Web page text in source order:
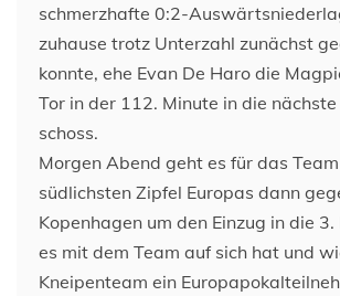
schmerzhafte 0:2-
zuhause trotz Unterzahl zunächst
konnte, ehe Evan De Haro die
Tor in der 112. Minute in die nächste
schoss.
Morgen Abend geht es für das
südlichsten Zipfel Europas dann
Kopenhagen um den Einzug in die
es mit dem Team auf sich hat und
Kneipenteam ein